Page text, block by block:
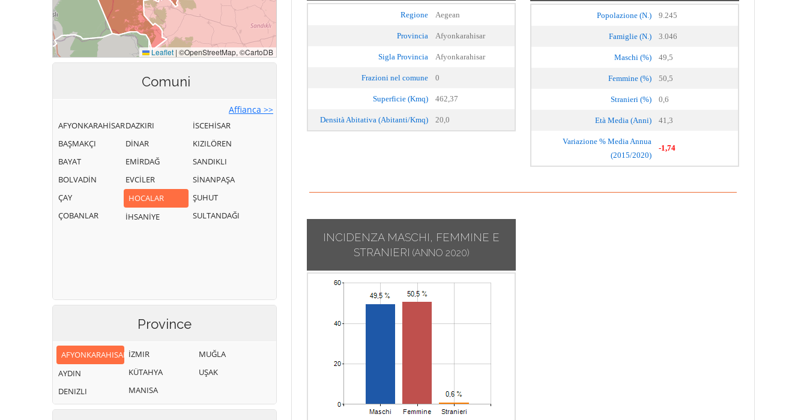
Comuni
Affianca >>
AFYONKARAHİSAR
BAŞMAKÇI
BAYAT
BOLVADİN
ÇAY
ÇOBANLAR
DAZKIRI
DİNAR
EMİRDAĞ
EVCİLER
HOCALAR
İHSANİYE
İSCEHİSAR
KIZILÖREN
SANDIKLI
SİNANPAŞA
ŞUHUT
SULTANDAĞI
Province
AFYONKARAHISAR
AYDIN
DENIZLI
İZMIR
KÜTAHYA
MANISA
MUĞLA
UŞAK
Regione Aegean
Provincia Afyonkarahisar
Sigla Provincia Afyonkarahisar
Frazioni nel comune 0
Superficie (Kmq) 462,37
Densità Abitativa (Abitanti/Kmq) 20,0
Popolazione (N.) 9.245
Famiglie (N.) 3.046
Maschi (%) 49,5
Femmine (%) 50,5
Stranieri (%) 0,6
Età Media (Anni) 41,3
Variazione % Media Annua
(2015/2020)
-1,74
INCIDENZA MASCHI, FEMMINE E
STRANIERI (ANNO 2020)